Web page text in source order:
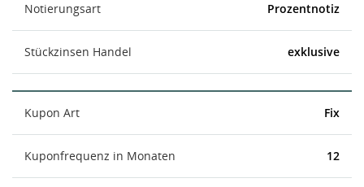
Notierungsart Prozentnotiz
Stückzinsen Handel exklusive
Kupon Art Fix
Kuponfrequenz in Monaten 12